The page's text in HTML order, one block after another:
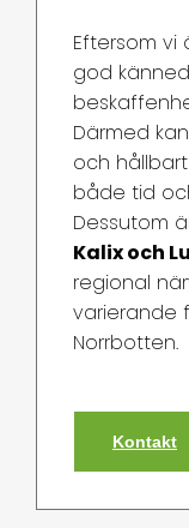
Eftersom vi
god
Därmed
och
både tid
Dessutom
Kalix och
regional
varierande
Norrbotten.
Kontakt